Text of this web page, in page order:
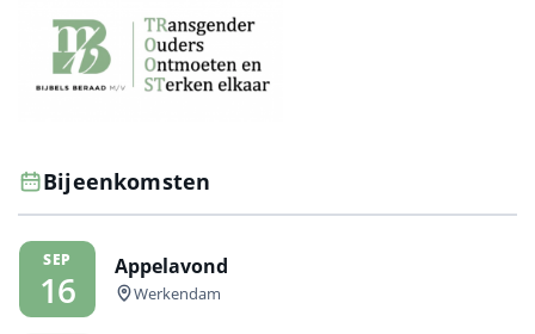
Bijeenkomsten
SEP
16
Appelavond
Werkendam